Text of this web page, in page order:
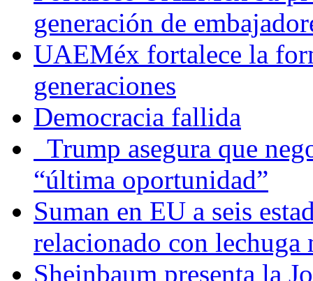
generación de
UAEMéx fortalece la
generaciones
Democracia fallida
Trump asegura que
“última oportunidad”
Suman en EU a seis
relacionado con lechuga
Sheinbaum presenta la